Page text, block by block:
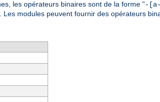
les opérateurs binaires sont de la forme "-
modules peuvent fournir des opérateurs